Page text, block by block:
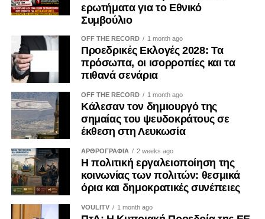
ερωτήματα για το Εθνικό
Συμβούλιο
OFF THE RECORD 1 month ago
Προεδρικές Εκλογές 2028: Τα
πρόσωπα, οι ισορροπίες και τα
πιθανά σενάρια
OFF THE RECORD 1 month ago
Κάλεσαν τον δημιουργό της
σημαίας του ψευδοκράτους σε
έκθεση στη Λευκωσία
ΑΡΘΡΟΓΡΑΦΙΑ 2 weeks ago
Η πολιτική εργαλειοποίηση της
κοινωνίας των πολιτών: θεσμικά
όρια και δημοκρατικές συνέπειες
VOULITV 1 month ago